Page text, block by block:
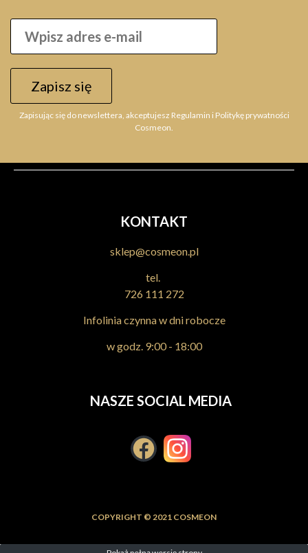
Zapisz się
Zapisując się do newslettera, akceptujesz Regulamin i Politykę prywatności
Cosmeon.
KONTAKT
sklep@cosmeon.pl
tel.
726 111 272
Infolinia czynna w dni robocze
w godz. 9:00 - 18:00
NASZE SOCIAL MEDIA
COPYRIGHT © 2021 COSMEON